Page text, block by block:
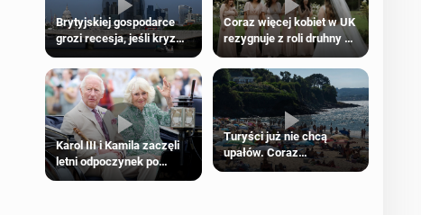
Brytyjskiej gospodarce
grozi recesja, jeśli kryzys
na Bliskim Wschodzie się
przedłuży
Coraz więcej kobiet w UK
rezygnuje z roli druhny na
ślubie
Karol III i Kamila zaczęli
letni odpoczynek po
Igrzyskach Wspólnoty w
Turyści już nie chcą
upałów. Coraz
popularniejsze